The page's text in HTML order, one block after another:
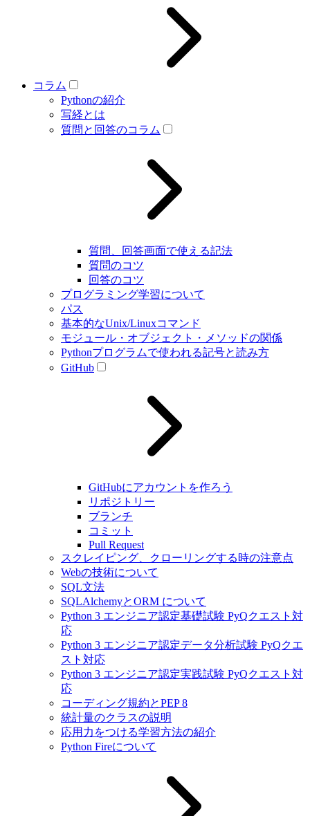
コラム
Pythonの紹介
写経とは
質問と回答のコラム
質問、回答画面で使える記法
質問のコツ
回答のコツ
プログラミング学習について
パス
基本的なUnix/Linuxコマンド
モジュール・オブジェクト・メソッドの関係
Pythonプログラムで使われる記号と読み方
GitHub
GitHubにアカウントを作ろう
リポジトリー
ブランチ
コミット
Pull Request
スクレイピング、クローリングする時の注意点
Webの技術について
SQL文法
SQLAlchemyとORM について
Python 3 エンジニア認定基礎試験 PyQクエスト対
応
Python 3 エンジニア認定データ分析試験 PyQクエ
スト対応
Python 3 エンジニア認定実践試験 PyQクエスト対
応
コーディング規約とPEP 8
統計量のクラスの説明
応用力をつける学習方法の紹介
Python Fireについて